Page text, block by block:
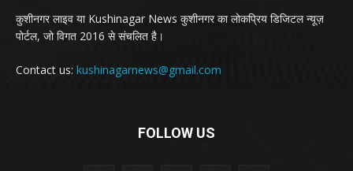
कुशीनगर लाइव या Kushinagar News कुशीनगर का लोकप्रिय डिजिटल न्यूज़
पोर्टल, जो विगत 2016 से संचलित है।
Contact us: kushinagarnews@gmail.com
FOLLOW US